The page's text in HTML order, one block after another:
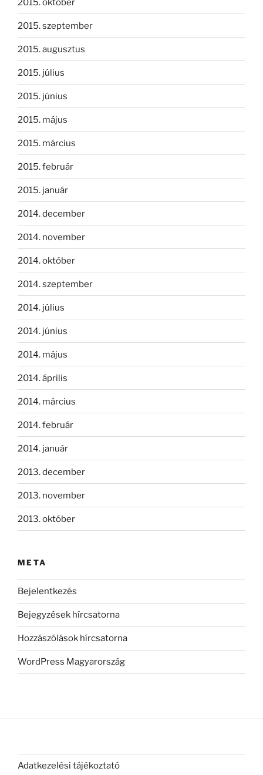
2015. október
2015. szeptember
2015. augusztus
2015. július
2015. június
2015. május
2015. március
2015. február
2015. január
2014. december
2014. november
2014. október
2014. szeptember
2014. július
2014. június
2014. május
2014. április
2014. március
2014. február
2014. január
2013. december
2013. november
2013. október
META
Bejelentkezés
Bejegyzések hírcsatorna
Hozzászólások hírcsatorna
WordPress Magyarország
Adatkezelési tájékoztató